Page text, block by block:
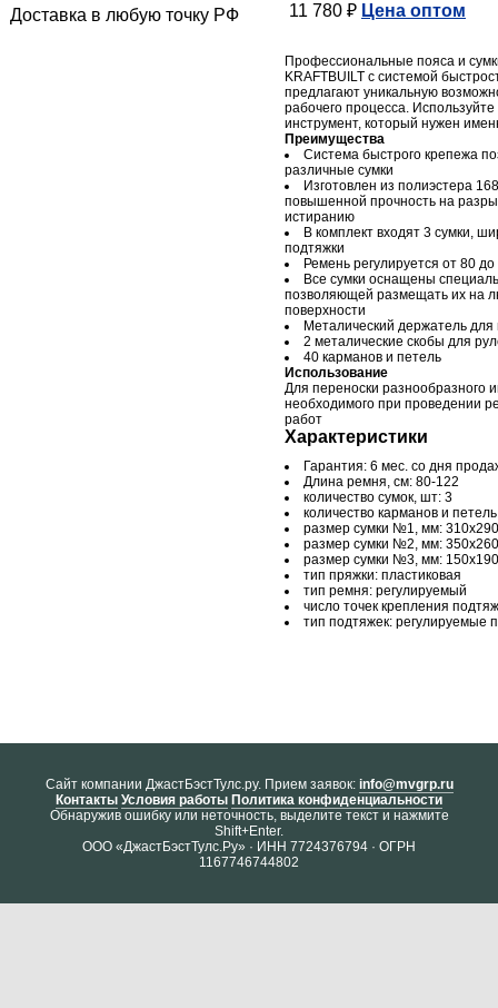
Доставка в любую точку РФ 11 780 ₽ Цена оптом
Профессиональные пояса и
KRAFTBUILT с системой
предлагают уникальную
рабочего процесса. Используйте
инструмент, который нужен
Преимущества
Система быстрого крепежа
различные сумки
Изготовлен из полиэстера
повышенной прочность на
истиранию
В комплект входят 3 сумки,
подтяжки
Ремень регулируется от 80
Все сумки оснащены
позволяющей размещать их на
поверхности
Металический держатель для
2 металические скобы для
40 карманов и петель
Использование
Для переноски разнообразного
необходимого при проведении
работ
Характеристики
Гарантия: 6 мес. со дня
Длина ремня, см: 80-122
количество сумок, шт: 3
количество карманов и
размер сумки №1, мм: 310х290
размер сумки №2, мм: 350х260
размер сумки №3, мм: 150х190
тип пряжки: пластиковая
тип ремня: регулируемый
число точек крепления
тип подтяжек: регулируемые
Cайт компании ДжастБэстТулс.ру. Прием заявок: info@mvgrp.ru
Контакты Условия работы Политика конфиденциальности
Обнаружив ошибку или неточность, выделите текст и нажмите
Shift+Enter.
ООО «ДжастБэстТулс.Ру» · ИНН 7724376794 · ОГРН
1167746744802